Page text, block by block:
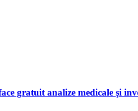
gratuit analize medicale şi